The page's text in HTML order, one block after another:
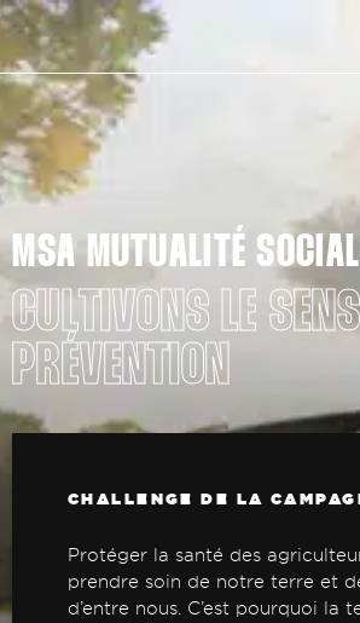
MSA MUTUALITÉ
CULTIVONS LE
PRÉVENTION
CHALLENGE DE LA
Protéger la santé des
prendre soin de notre terre et
d’entre nous. C’est pourquoi la